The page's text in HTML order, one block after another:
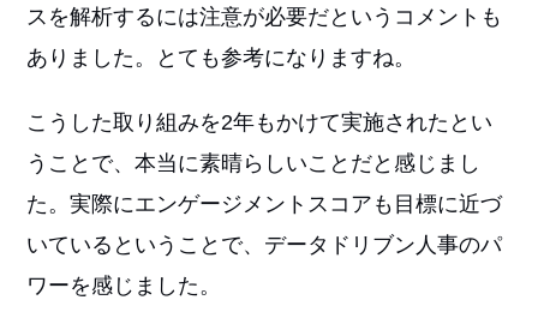
スを解析するには注意が必要だというコメントも
ありました。とても参考になりますね。
こうした取り組みを2年もかけて実施されたとい
うことで、本当に素晴らしいことだと感じまし
た。実際にエンゲージメントスコアも目標に近づ
いているということで、データドリブン人事のパ
ワーを感じました。